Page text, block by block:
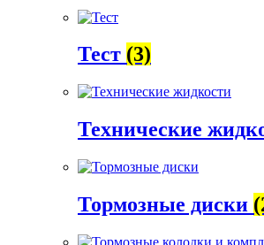
Тест (3)
Технические
Тормозные диски